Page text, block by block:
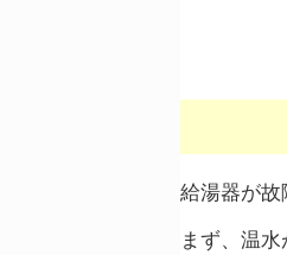
給湯器が故
まず、温